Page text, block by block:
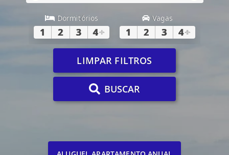
Dormitórios
1 2 3 4+
Vagas
1 2 3 4+
LIMPAR FILTROS
BUSCAR